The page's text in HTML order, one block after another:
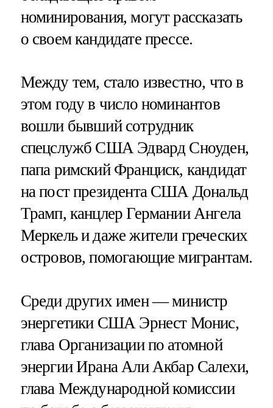
номинирования, могут рассказать
о своем кандидате прессе.
Между тем, стало известно, что в
этом году в число номинантов
вошли бывший сотрудник
спецслужб США Эдвард Сноуден,
папа римский Франциск, кандидат
на пост президента США Дональд
Трамп, канцлер Германии Ангела
Меркель и даже жители греческих
островов, помогающие мигрантам.
Среди других имен — министр
энергетики США Эрнест Монис,
глава Организации по атомной
энергии Ирана Али Акбар Салехи,
глава Международной комиссии